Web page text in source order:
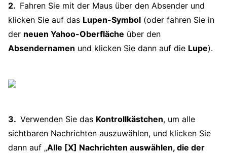
Fahren Sie mit der Maus über den Absender und
klicken Sie auf das Lupen-Symbol (oder fahren Sie in
der neuen Yahoo-Oberfläche über den
Absendernamen und klicken Sie dann auf die Lupe).
Verwenden Sie das Kontrollkästchen, um alle
sichtbaren Nachrichten auszuwählen, und klicken Sie
dann auf „Alle [X] Nachrichten auswählen, die der